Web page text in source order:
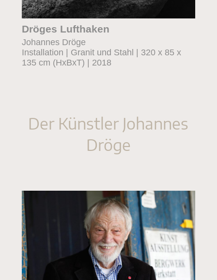
Dröges Lufthaken
Johannes Dröge
Installation | Granit und Stahl | 320 x 85 x
135 cm (HxBxT) | 2018
Der Künstler Johannes
Dröge